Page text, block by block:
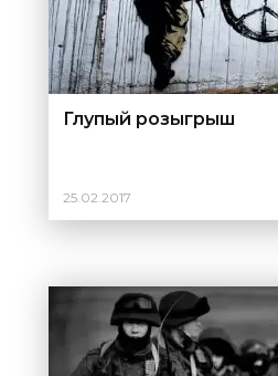
Глупый розыгрыш
25.02.2017